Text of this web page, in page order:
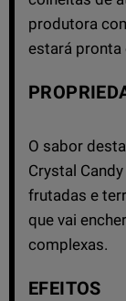
produtora
estará pronta
O sabor
Crystal
frutadas e
que vai
complexas.
EFEITOS